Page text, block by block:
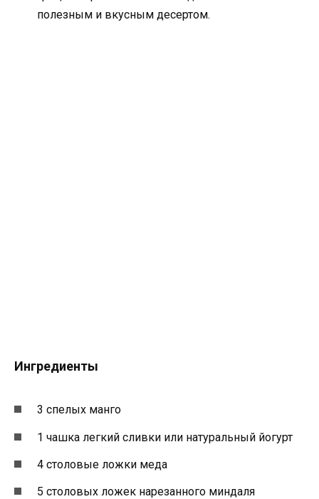
полезным и вкусным десертом.
Ингредиенты
3 спелых манго
1 чашка легкий сливки или натуральный йогурт
4 столовые ложки меда
5 столовых ложек нарезанного миндаля